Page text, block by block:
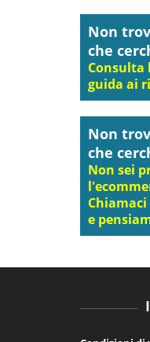
Non
che
Consulta
guida ai
Non
che
Non sei
Chiamaci
e